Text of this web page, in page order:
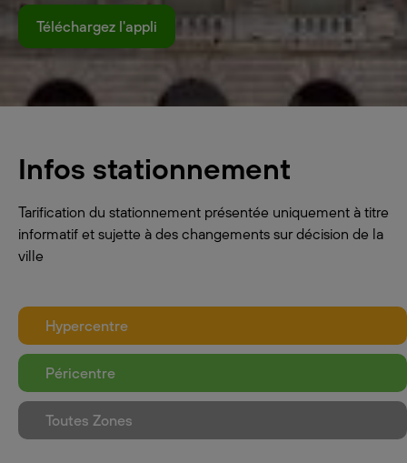
Téléchargez l'appli
Infos stationnement
Tarification du stationnement présentée uniquement à titre
informatif et sujette à des changements sur décision de la
ville
Hypercentre
Péricentre
Toutes Zones